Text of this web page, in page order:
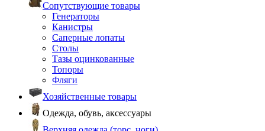
Сопутствующие товары
Генераторы
Канистры
Саперные лопаты
Столы
Тазы оцинкованные
Топоры
Фляги
Хозяйственные товары
Одежда, обувь, аксессуары